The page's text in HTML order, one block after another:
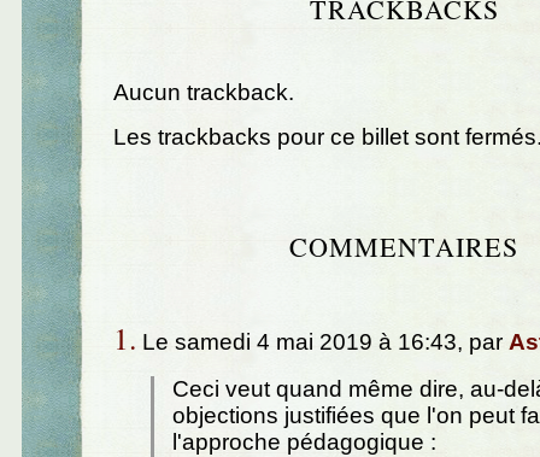
TRACKBACKS
Aucun trackback.
Les trackbacks pour ce billet sont
COMMENTAIRES
1. Le samedi 4 mai 2019 à 16:43, par
Ceci veut quand même dire, au-
objections justifiées que l'on peut
l'approche pédagogique :